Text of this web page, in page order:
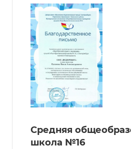
Средняя
школа №16